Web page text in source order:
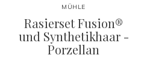
MÜHLE
Rasierset Fusion®
und Synthetikhaar -
Porzellan